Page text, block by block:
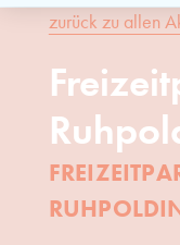
zurück zu allen